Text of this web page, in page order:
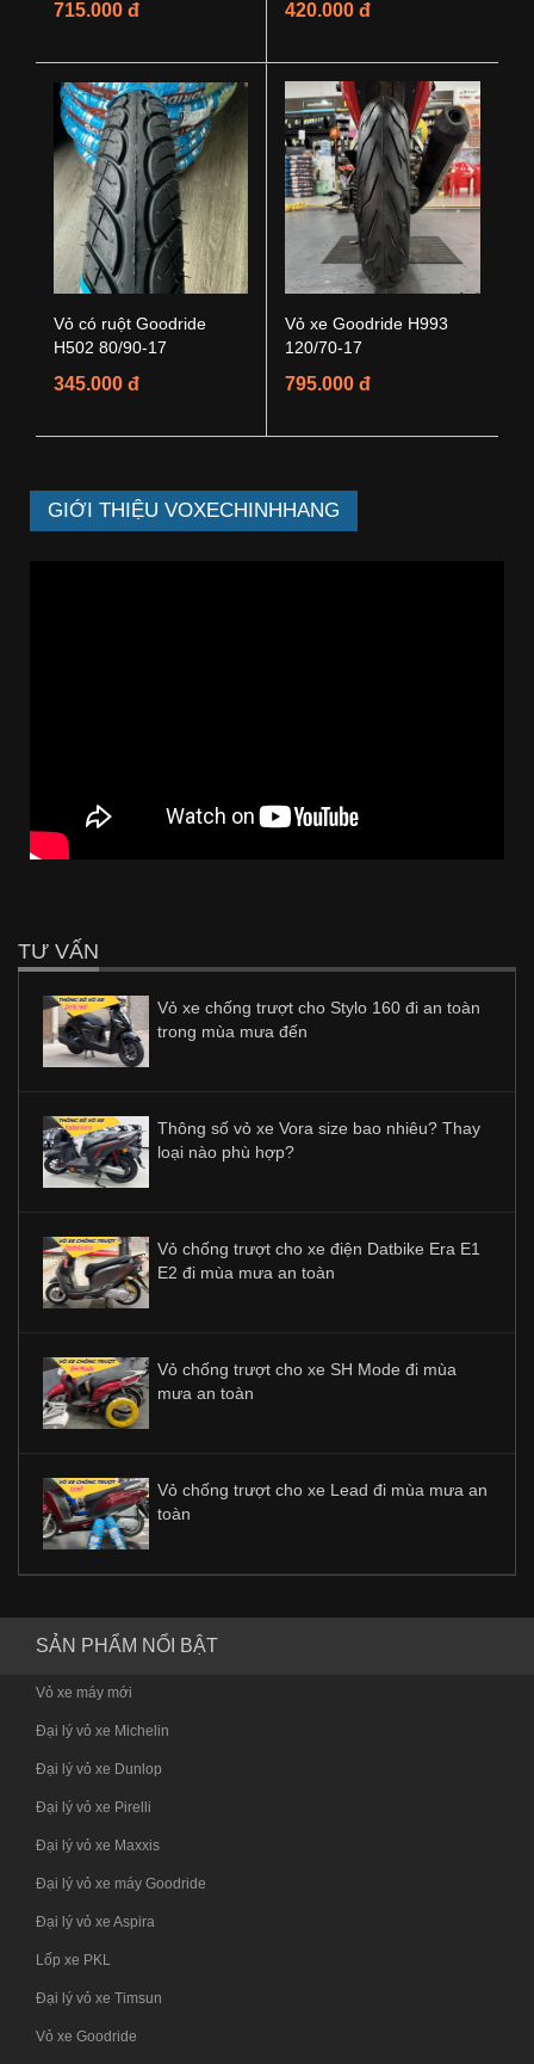
715.000 đ 420.000 đ
Vỏ có ruột Goodride
H502 80/90-17
345.000 đ
Vỏ xe Goodride H993
120/70-17
795.000 đ
GIỚI THIỆU VOXECHINHHANG
TƯ VẤN
Vỏ xe chống trượt cho Stylo 160 đi an toàn
trong mùa mưa đến
Thông số vỏ xe Vora size bao nhiêu? Thay
loại nào phù hợp?
Vỏ chống trượt cho xe điện Datbike Era E1
E2 đi mùa mưa an toàn
Vỏ chống trượt cho xe SH Mode đi mùa
mưa an toàn
Vỏ chống trượt cho xe Lead đi mùa mưa an
toàn
SẢN PHẨM NỔI BẬT
Vỏ xe máy mới
Đại lý vỏ xe Michelin
Đại lý vỏ xe Dunlop
Đại lý vỏ xe Pirelli
Đại lý vỏ xe Maxxis
Đại lý vỏ xe máy Goodride
Đại lý vỏ xe Aspira
Lốp xe PKL
Đại lý vỏ xe Timsun
Vỏ xe Goodride